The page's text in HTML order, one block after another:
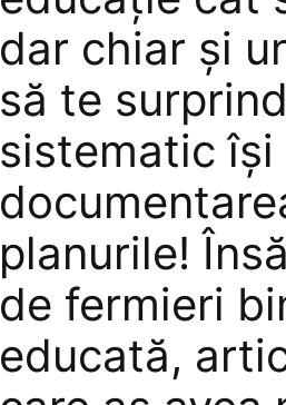
dar chiar și
să te
sistematic își
planurile!
de fermieri
educată,